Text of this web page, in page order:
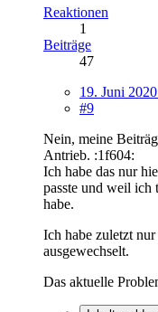
Reaktionen
1
Beiträge
47
19. Juni
#9
Nein, meine
Antrieb. :1f604:
Ich habe das nur
passte und weil ich
habe.
Ich habe zuletzt
ausgewechselt.
Das aktuelle